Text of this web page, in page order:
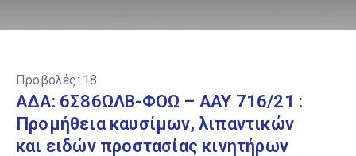
Προβολές: 18
ΑΔΑ: 6Σ86ΩΛΒ-ΦΟΩ – ΑΑΥ 716/21 :
Προμήθεια καυσίμων, λιπαντικών
και ειδών προστασίας κινητήρων